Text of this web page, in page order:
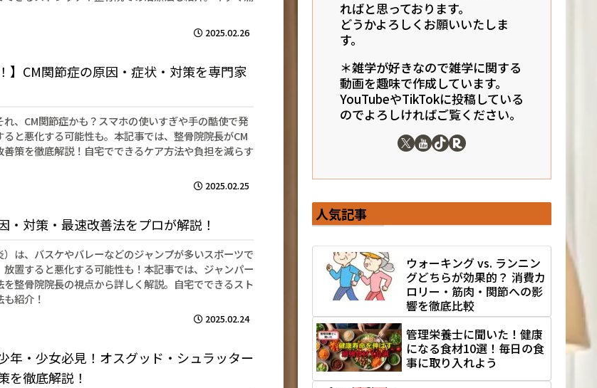
2025.02.26
】CM関節症の原因・症状・対策を専門家
、CM関節症かも？スマホの使いすぎや手の酷使で発
と悪化する可能性も。本記事では、整骨院院長がCM
策を徹底解説！自宅でできるケア方法や負担を減らす
2025.02.25
・対策・最速改善法をプロが解説！
は、バスケやバレーなどのジャンプが多いスポーツで
置すると悪化する可能性も！本記事では、ジャンパー
整骨院院長の視点から詳しく解説。自宅でできるスト
紹介！
2025.02.24
年・少女必見！オスグッド・シュラッター
を徹底解説！
ればと思っております。
どうかよろしくお願いいたしま
す。
＊雑学が好きなので雑学に関する
動画を趣味で作成しています。
YouTubeやTikTokに投稿している
のでよろしければご覧ください。
人気記事
ウォーキング vs. ランニン
グどちらが効果的？ 消費カ
ロリー・筋肉・関節への影
響を徹底比較
管理栄養士に聞いた！健康
になる食材10選！毎日の食
事に取り入れよう